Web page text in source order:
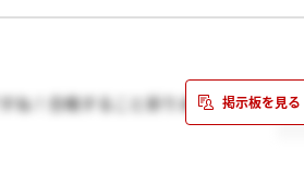
ね！合格すること祈りましょう！！